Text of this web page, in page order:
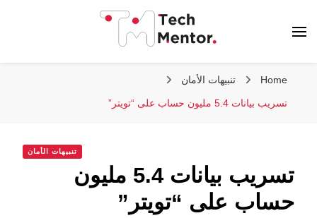
Home تنبيهات الأمان
تسريب بيانات 5.4 مليون حساب على “تويتر”
تنبيهات الأمان
تسريب بيانات 5.4 مليون
حساب على “تويتر”